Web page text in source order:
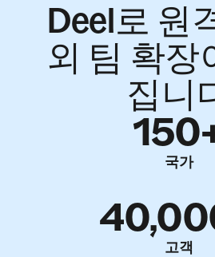
Deel로 원
외 팀 확장
집니
국가
고객